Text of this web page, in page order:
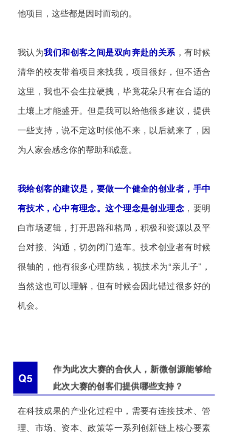
他项目，这些都是因时而动的。
我认为我们和创客之间是双向奔赴的关系 ，有时候
清华的校友带着项目来找我，项目很好，但不适合
这里，我也不会生拉硬拽，毕竟花朵只有在合适的
土壤上才能盛开。但是我可以给他很多建议，提供
一些支持，说不定这时候他不来，以后就来了，因
为人家会感念你的帮助和诚意。
我给创客的建议是，要做一个健全的创业者，手中
有技术，心中有理念。这个理念是创业理念 ，要明
白市场逻辑，打开思路和格局，积极和资源以及平
台对接、沟通，切勿闭门造车。技术创业者有时候
很轴的，他有很多心理防线，视技术为“亲儿子”，
当然这也可以理解，但有时候会因此错过很多好的
机会。
Q5
作为此次大赛的合伙人，新微创源能够给
此次大赛的创客们提供哪些支持？
在科技成果的产业化过程中，需要有连接技术、管
理、市场、资本、政策等一系列创新链上核心要素